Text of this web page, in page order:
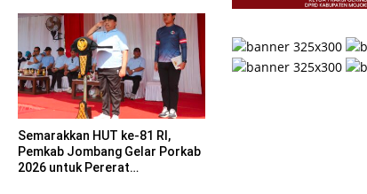
Semarakkan HUT ke-81 RI,
Pemkab Jombang Gelar Porkab
2026 untuk Pererat